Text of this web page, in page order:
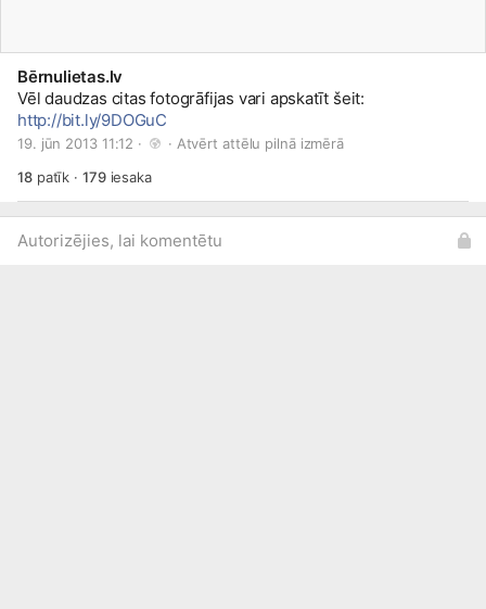
Bērnulietas.lv
Vēl daudzas citas fotogrāfijas vari apskatīt šeit:
http://bit.ly/9DOGuC
19. jūn 2013 11:12 · · Atvērt attēlu pilnā izmērā
18patīk · 179iesaka
Autorizējies, lai komentētu